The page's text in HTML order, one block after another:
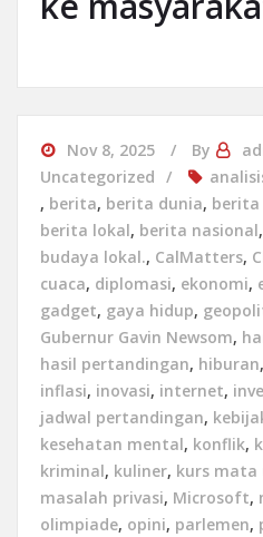
Nov 8, 2025 By
Uncategorized
, berita, berita dunia, berita
berita lokal, berita nasional,
budaya lokal., CalMatters,
cuaca, diplomasi, ekonomi,
gadget, gaya hidup,
Gubernur Gavin Newsom,
hasil pertandingan, hiburan,
inflasi, inovasi, internet,
jadwal pertandingan,
kesehatan mental, konflik,
kriminal, kuliner, kurs mata
masalah privasi, Microsoft,
olimpiade, opini, parlemen,